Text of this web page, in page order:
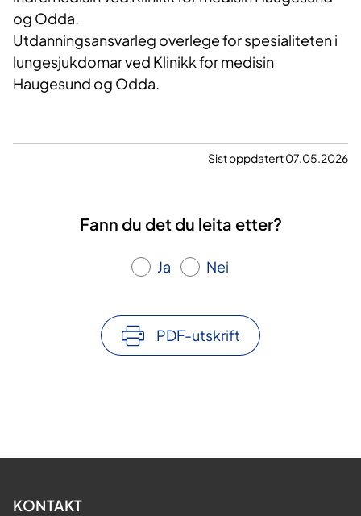
og Odda.
Utdanningsansvarleg overlege for spesialiteten i
lungesjukdomar ved Klinikk for medisin
Haugesund og Odda.
Sist oppdatert 07.05.2026
Fann du det du leita etter?
Ja Nei
PDF-utskrift
KONTAKT